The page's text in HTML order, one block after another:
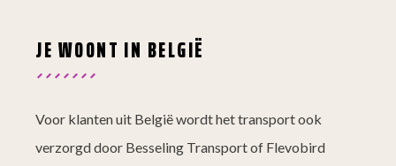
JE WOONT IN BELGIË
Voor klanten uit België wordt het transport ook
verzorgd door Besseling Transport of Flevobird